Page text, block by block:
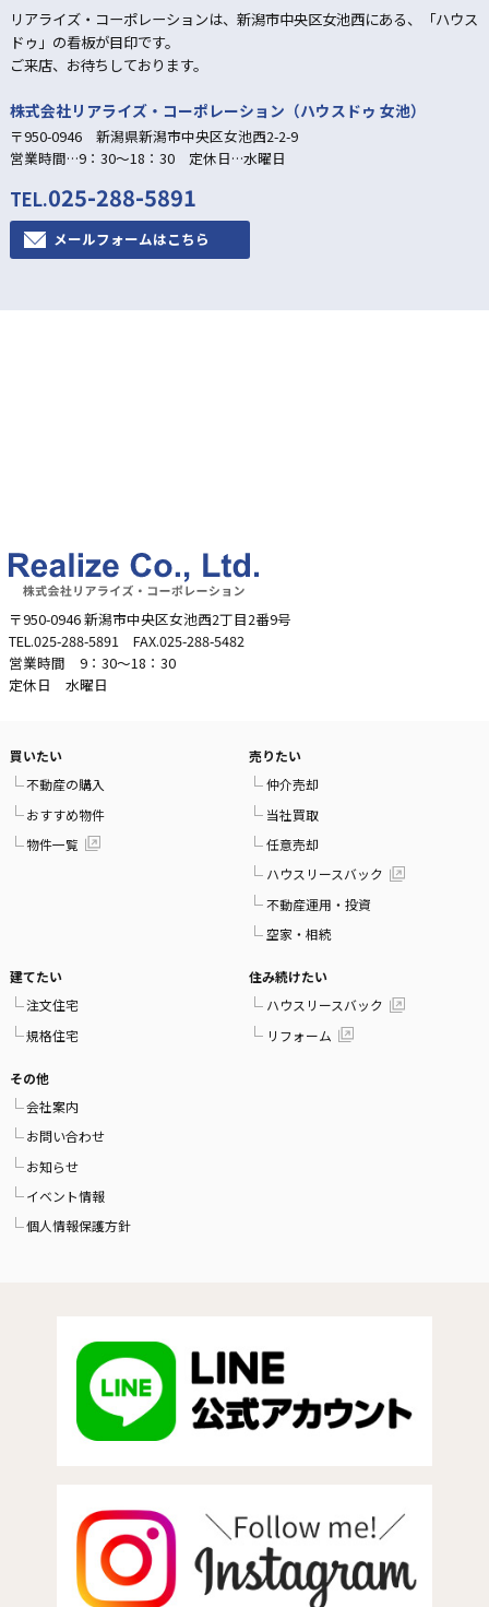
リアライズ・コーポレーションは、新潟市中央区女池西にある、「ハウス
ドゥ」の看板が目印です。
ご来店、お待ちしております。
株式会社リアライズ・コーポレーション（ハウスドゥ 女池）
〒950-0946 新潟県新潟市中央区女池西2-2-9
営業時間…9：30～18：30 定休日…水曜日
TEL.025-288-5891
メールフォームはこちら
〒950-0946 新潟市中央区女池西2丁目2番9号
TEL.025-288-5891 FAX.025-288-5482
営業時間 9：30～18：30
定休日 水曜日
買いたい
不動産の購入
おすすめ物件
物件一覧
売りたい
仲介売却
当社買取
任意売却
ハウスリースバック
不動産運用・投資
空家・相続
建てたい
注文住宅
規格住宅
住み続けたい
ハウスリースバック
リフォーム
その他
会社案内
お問い合わせ
お知らせ
イベント情報
個人情報保護方針